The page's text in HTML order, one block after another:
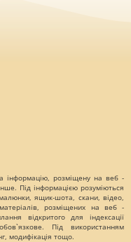
інформацію, розміщену на веб -
Під інформацією розуміються
ящик-шота, скани, відео,
розміщених на веб -
відкритого для індексації
Під використанням
модифікація тощо.